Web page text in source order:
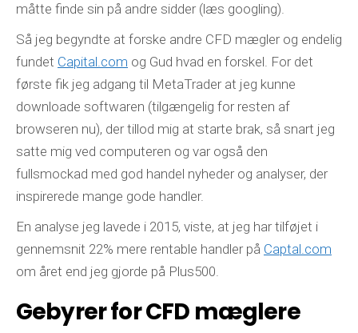
måtte finde sin på andre sidder (læs googling).
Så jeg begyndte at forske andre CFD mægler og endelig
fundet Capital.com og Gud hvad en forskel. For det
første fik jeg adgang til MetaTrader at jeg kunne
downloade softwaren (tilgængelig for resten af ​​
browseren nu), der tillod mig at starte brak, så snart jeg
satte mig ved computeren og var også den
fullsmockad med god handel nyheder og analyser, der
inspirerede mange gode handler.
En analyse jeg lavede i 2015, viste, at jeg har tilføjet i
gennemsnit 22% mere rentable handler på Captal.com
om året end jeg gjorde på Plus500.
Gebyrer for CFD mæglere